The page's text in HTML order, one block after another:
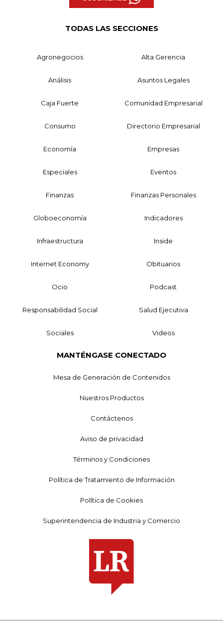
TODAS LAS SECCIONES
Agronegocios Alta Gerencia
Análisis Asuntos Legales
Caja Fuerte Comunidad Empresarial
Consumo Directorio Empresarial
Economía Empresas
Especiales Eventos
Finanzas Finanzas Personales
Globoeconomía Indicadores
Infraestructura Inside
Internet Economy Obituarios
Ocio Podcast
Responsabilidad Social Salud Ejecutiva
Sociales Videos
MANTÉNGASE CONECTADO
Mesa de Generación de Contenidos
Nuestros Productos
Contáctenos
Aviso de privacidad
Términos y Condiciones
Política de Tratamiento de Información
Política de Cookies
Superintendencia de Industria y Comercio